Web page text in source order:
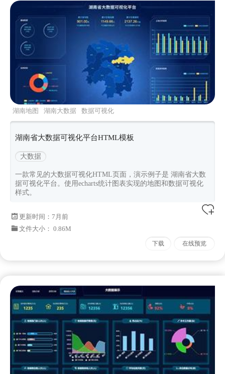
湖南地图 湖南大数据 数据可视化
湖南省大数据可视化平台HTML模板
大数据
一款常见的大数据可视化HTML页面，演示例子是 湖南省大数
据可视化平台。使用echarts统计图表实现的地图和数据可视化
样式。
更新时间： 7月前
文件大小： 0.86M
下载 在线预览